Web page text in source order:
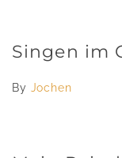
Singen im
By Jochen